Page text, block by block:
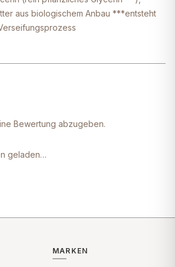
aus biologischem Anbau ***entsteht
Bewertung abzugeben.
geladen…
MARKEN